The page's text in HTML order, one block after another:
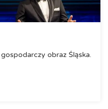
obraz Śląska.